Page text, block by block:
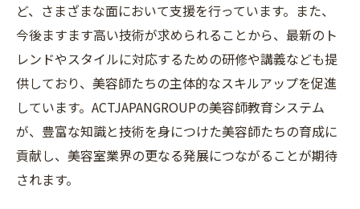
ど、さまざまな面において支援を行っています。また、
今後ますます高い技術が求められることから、最新のト
レンドやスタイルに対応するための研修や講義なども提
供しており、美容師たちの主体的なスキルアップを促進
しています。ACTJAPANGROUPの美容師教育システム
が、豊富な知識と技術を身につけた美容師たちの育成に
貢献し、美容室業界の更なる発展につながることが期待
されます。